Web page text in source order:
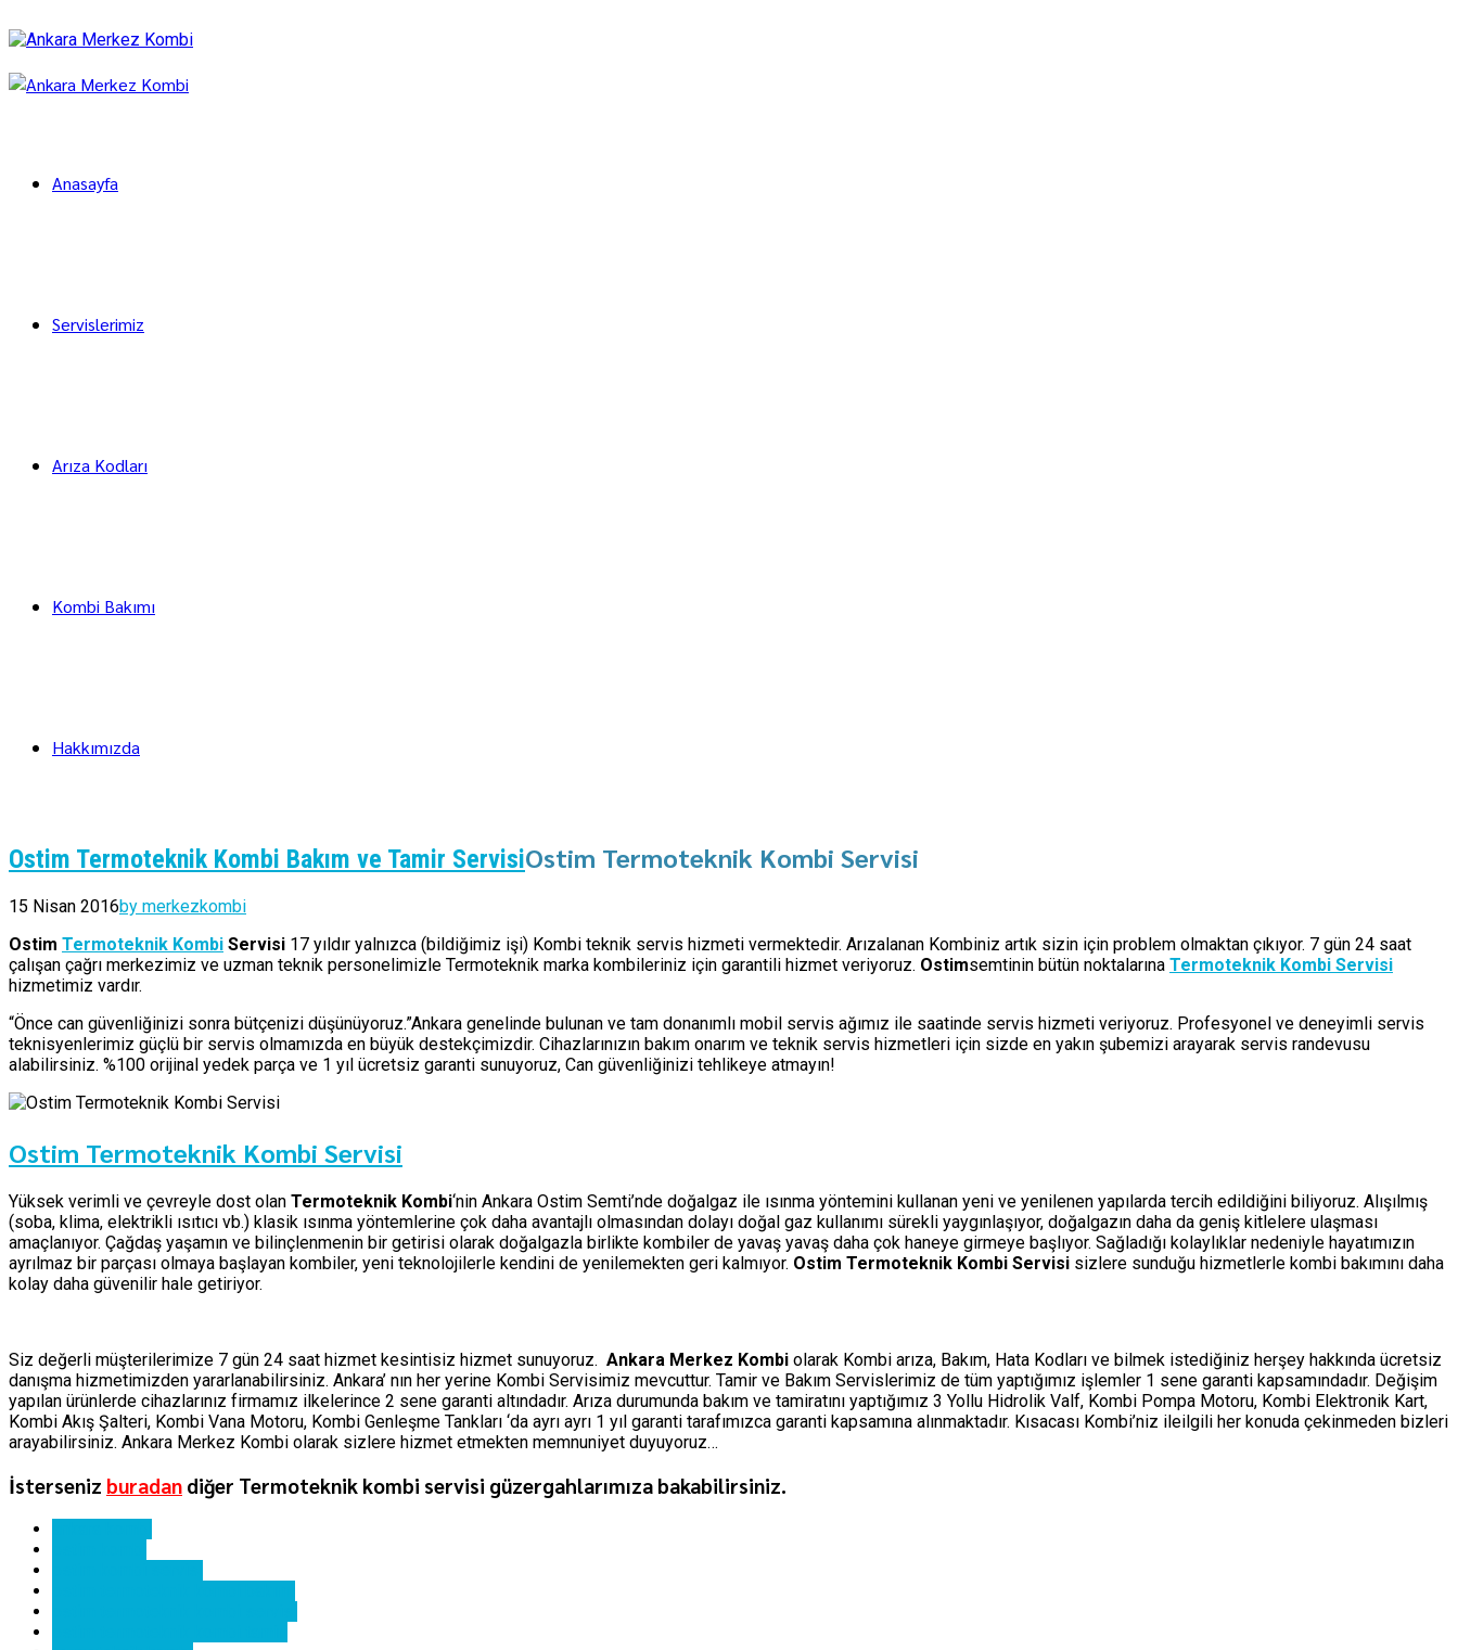
Anasayfa
Servislerimiz
Arıza Kodları
Kombi Bakımı
Hakkımızda
Ostim Termoteknik Kombi Bakım ve Tamir ServisiOstim Termoteknik Kombi Servisi
15 Nisan 2016by merkezkombi
Ostim Termoteknik Kombi Servisi 17 yıldır yalnızca (bildiğimiz işi) Kombi teknik servis hizmeti vermektedir. Arızalanan Kombiniz artık sizin için problem olmaktan çıkıyor. 7 gün 24 saat
çalışan çağrı merkezimiz ve uzman teknik personelimizle Termoteknik marka kombileriniz için garantili hizmet veriyoruz. Ostimsemtinin bütün noktalarına Termoteknik Kombi Servisi
hizmetimiz vardır.
“Önce can güvenliğinizi sonra bütçenizi düşünüyoruz.”Ankara genelinde bulunan ve tam donanımlı mobil servis ağımız ile saatinde servis hizmeti veriyoruz. Profesyonel ve deneyimli servis
teknisyenlerimiz güçlü bir servis olmamızda en büyük destekçimizdir. Cihazlarınızın bakım onarım ve teknik servis hizmetleri için sizde en yakın şubemizi arayarak servis randevusu
alabilirsiniz. %100 orijinal yedek parça ve 1 yıl ücretsiz garanti sunuyoruz, Can güvenliğinizi tehlikeye atmayın!
Ostim Termoteknik Kombi Servisi
Yüksek verimli ve çevreyle dost olan Termoteknik Kombi‘nin Ankara Ostim Semti’nde doğalgaz ile ısınma yöntemini kullanan yeni ve yenilenen yapılarda tercih edildiğini biliyoruz. Alışılmış
(soba, klima, elektrikli ısıtıcı vb.) klasik ısınma yöntemlerine çok daha avantajlı olmasından dolayı doğal gaz kullanımı sürekli yaygınlaşıyor, doğalgazın daha da geniş kitlelere ulaşması
amaçlanıyor. Çağdaş yaşamın ve bilinçlenmenin bir getirisi olarak doğalgazla birlikte kombiler de yavaş yavaş daha çok haneye girmeye başlıyor. Sağladığı kolaylıklar nedeniyle hayatımızın
ayrılmaz bir parçası olmaya başlayan kombiler, yeni teknolojilerle kendini de yenilemekten geri kalmıyor. Ostim Termoteknik Kombi Servisi sizlere sunduğu hizmetlerle kombi bakımını daha
kolay daha güvenilir hale getiriyor.
Siz değerli müşterilerimize 7 gün 24 saat hizmet kesintisiz hizmet sunuyoruz. Ankara Merkez Kombi olarak Kombi arıza, Bakım, Hata Kodları ve bilmek istediğiniz herşey hakkında ücretsiz
danışma hizmetimizden yararlanabilirsiniz. Ankara’ nın her yerine Kombi Servisimiz mevcuttur. Tamir ve Bakım Servislerimiz de tüm yaptığımız işlemler 1 sene garanti kapsamındadır. Değişim
yapılan ürünlerde cihazlarınız firmamız ilkelerince 2 sene garanti altındadır. Arıza durumunda bakım ve tamiratını yaptığımız 3 Yollu Hidrolik Valf, Kombi Pompa Motoru, Kombi Elektronik Kart,
Kombi Akış Şalteri, Kombi Vana Motoru, Kombi Genleşme Tankları ‘da ayrı ayrı 1 yıl garanti tarafımızca garanti kapsamına alınmaktadır. Kısacası Kombi’niz ileilgili her konuda çekinmeden bizleri
arayabilirsiniz. Ankara Merkez Kombi olarak sizlere hizmet etmekten memnuniyet duyuyoruz…
İsterseniz buradan diğer Termoteknik kombi servisi güzergahlarımıza bakabilirsiniz.